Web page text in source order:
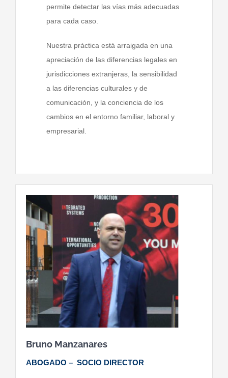
permite detectar las vías más adecuadas
para cada caso.
Nuestra práctica está arraigada en una
apreciación de las diferencias legales en
jurisdicciones extranjeras, la sensibilidad
a las diferencias culturales y de
comunicación, y la conciencia de los
cambios en el entorno familiar, laboral y
empresarial.
Bruno Manzanares
ABOGADO – SOCIO DIRECTOR